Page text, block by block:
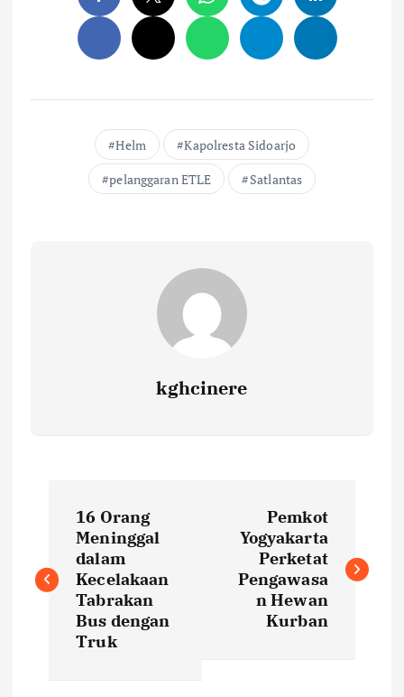
Helm
Kapolresta Sidoarjo
pelanggaran ETLE
Satlantas
kghcinere
s
16 Orang
Meninggal
dalam
Kecelakaan
Tabrakan
Bus dengan
Truk
Pemkot
Yogyakarta
Perketat
Pengawasa
n Hewan
Kurban